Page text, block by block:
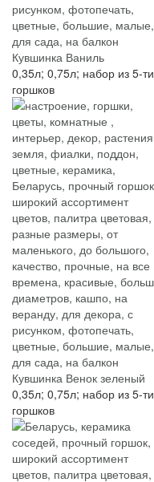
Кувшинка Ваниль
0,35л; 0,75л; набор из 5-ти
горшков
Кувшинка Венок зеленый
0,35л; 0,75л; набор из 5-ти
горшков